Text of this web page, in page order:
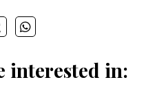
interested in: